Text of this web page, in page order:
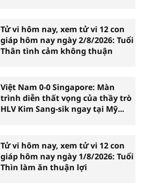
Tử vi hôm nay, xem tử vi 12 con
giáp hôm nay ngày 2/8/2026: Tuổi
Thân tình cảm không thuận
Việt Nam 0-0 Singapore: Màn
trình diễn thất vọng của thầy trò
HLV Kim Sang-sik ngay tại Mỹ
Tử vi hôm nay, xem tử vi 12 con
giáp hôm nay ngày 1/8/2026: Tuổi
Thìn làm ăn thuận lợi